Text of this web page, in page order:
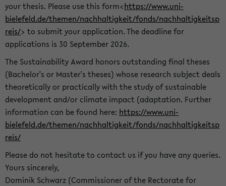
your thesis. Please use this form<https://www.uni-
bielefeld.de/themen/nachhaltigkeit/fonds/nachhaltigkeitsp
reis/> to submit your application. The deadline for
applications is 30 September 2026.
The Sustainability Award honors outstanding final theses
(Bachelor's or Master's theses) whose research subject deals
theoretically or practically with the study of sustainable
development and/or climate impact (adaptation. Further
information can be found here: https://www.uni-
bielefeld.de/themen/nachhaltigkeit/fonds/nachhaltigkeitsp
reis/
Please do not hesitate to contact us if you have any queries.
Yours sincerely,
Dominik Schwarz (Commissioner of the Rectorate for